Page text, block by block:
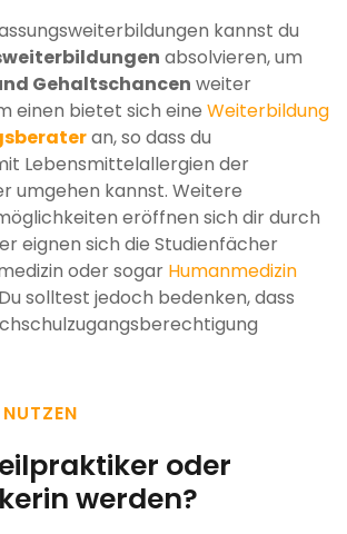
kannst du
absolvieren, um
Gehaltschancen weiter
einen bietet sich eine Weiterbildung
an, so dass du
Lebensmittelallergien der
umgehen kannst. Weitere
eröffnen sich dir durch
eignen sich die Studienfächer
oder sogar Humanmedizin
solltest jedoch bedenken, dass
oder
werden?